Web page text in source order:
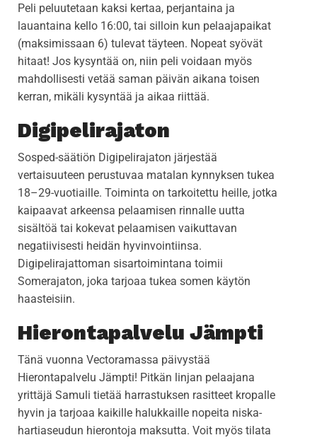
Peli peluutetaan kaksi kertaa, perjantaina ja
lauantaina kello 16:00, tai silloin kun pelaajapaikat
(maksimissaan 6) tulevat täyteen. Nopeat syövät
hitaat! Jos kysyntää on, niin peli voidaan myös
mahdollisesti vetää saman päivän aikana toisen
kerran, mikäli kysyntää ja aikaa riittää.
Digipelirajaton
Sosped-säätiön Digipelirajaton järjestää
vertaisuuteen perustuvaa matalan kynnyksen tukea
18–29-vuotiaille. Toiminta on tarkoitettu heille, jotka
kaipaavat arkeensa pelaamisen rinnalle uutta
sisältöä tai kokevat pelaamisen vaikuttavan
negatiivisesti heidän hyvinvointiinsa.
Digipelirajattoman sisartoimintana toimii
Somerajaton, joka tarjoaa tukea somen käytön
haasteisiin.
Hierontapalvelu Jämpti
Tänä vuonna Vectoramassa päivystää
Hierontapalvelu Jämpti! Pitkän linjan pelaajana
yrittäjä Samuli tietää harrastuksen rasitteet kropalle
hyvin ja tarjoaa kaikille halukkaille nopeita niska-
hartiaseudun hierontoja maksutta. Voit myös tilata